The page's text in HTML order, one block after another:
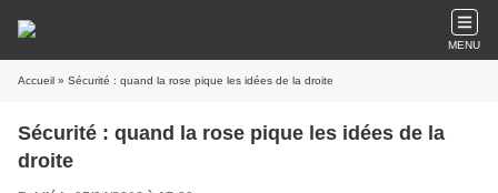
MENU
Accueil » Sécurité : quand la rose pique les idées de la droite
Sécurité : quand la rose pique les idées de la
droite